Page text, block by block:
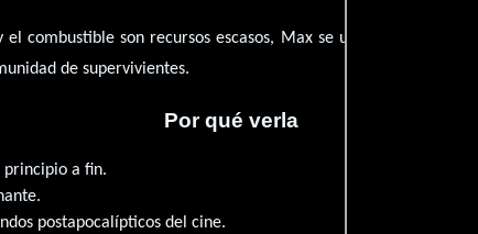
combustible son recursos escasos, Max se une a la guerrera
de supervivientes.
Por qué verla
principio a fin.
postapocalípticos del cine.